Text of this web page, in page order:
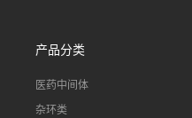
产品分类
医药中间体
杂环类